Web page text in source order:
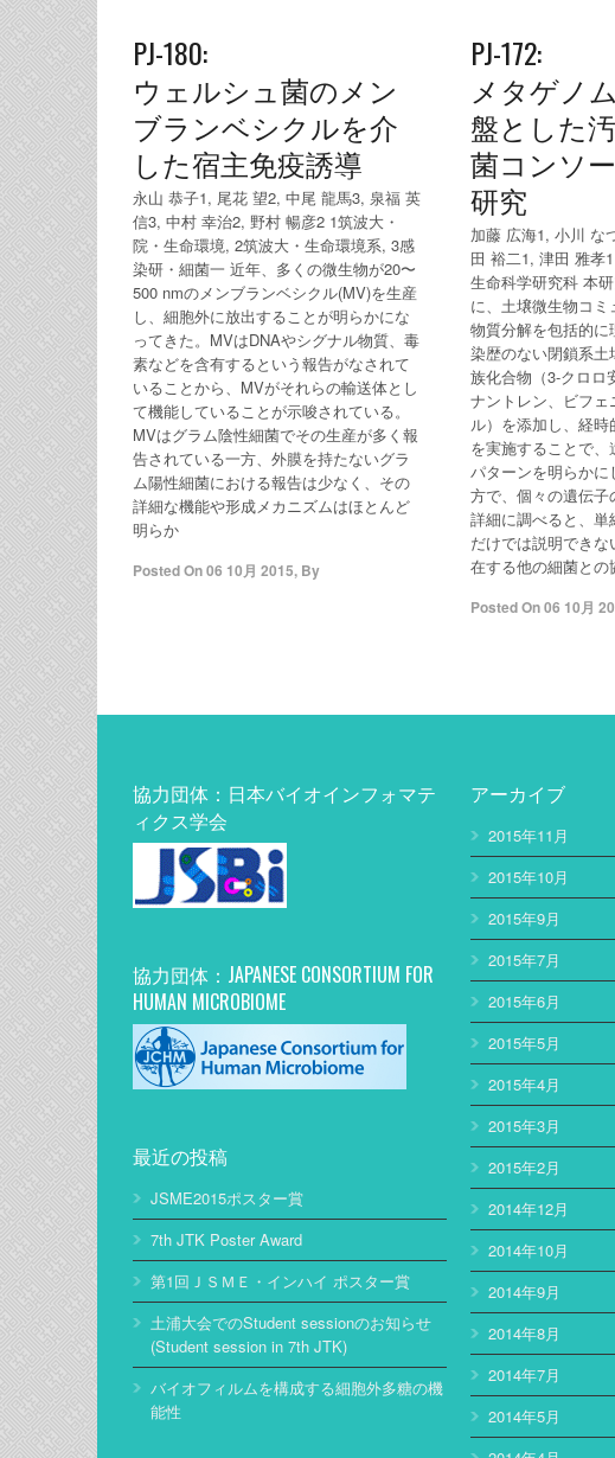
PJ-180:
ウェルシュ菌のメン
ブランベシクルを介
した宿主免疫誘導
永山 恭子1, 尾花 望2, 中尾 龍馬3, 泉福 英
信3, 中村 幸治2, 野村 暢彦2 1筑波大・
院・生命環境, 2筑波大・生命環境系, 3感
染研・細菌一 近年、多くの微生物が20〜
500 nmのメンブランベシクル(MV)を生産
し、細胞外に放出することが明らかにな
ってきた。MVはDNAやシグナル物質、毒
素などを含有するという報告がなされて
いることから、MVがそれらの輸送体とし
て機能していることが示唆されている。
MVはグラム陰性細菌でその生産が多く報
告されている一方、外膜を持たないグラ
ム陽性細菌における報告は少なく、その
詳細な機能や形成メカニズムはほとんど
明らか
Posted On06 10月 2015, By
PJ-172:
メタゲノ
盤とした
菌コンソ
研究
加藤 広海1, 小川 な
田 裕二1, 津田 雅
生命科学研究科 本
に、土壌微生物コ
物質分解を包括的
染歴のない閉鎖系
族化合物（3-クロロ
ナントレン、ビフェ
ル）を添加し、経
を実施することで
パターンを明らか
方で、個々の遺伝
詳細に調べると、
だけでは説明でき
在する他の細菌と
Posted On06 10月
協力団体：日本バイオインフォマテ
ィクス学会
協力団体：JAPANESE CONSORTIUM FOR
HUMAN MICROBIOME
最近の投稿
JSME2015ポスター賞
7th JTK Poster Award
第1回ＪＳＭＥ・インハイ ポスター賞
土浦大会でのStudent sessionのお知らせ
(Student session in 7th JTK)
バイオフィルムを構成する細胞外多糖の機
能性
アーカイブ
2015年11月
2015年10月
2015年9月
2015年7月
2015年6月
2015年5月
2015年4月
2015年3月
2015年2月
2014年12月
2014年10月
2014年9月
2014年8月
2014年7月
2014年5月